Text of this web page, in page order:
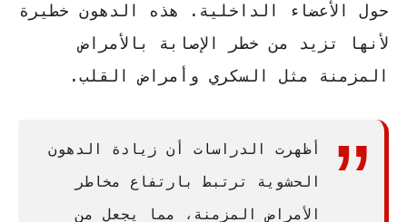
حول الأعضاء الداخلية. هذه الدهون خطيرة
لأنها تزيد من خطر الإصابة بالأمراض
المزمنة مثل السكري وأمراض القلب.
أظهرت الدراسات أن زيادة الدهون
الحشوية ترتبط بارتفاع مخاطر
الأمراض المزمنة، مما يجعل من